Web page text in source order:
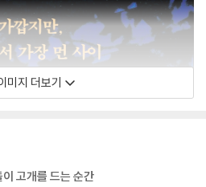
미지 더보기
고개를 드는 순간